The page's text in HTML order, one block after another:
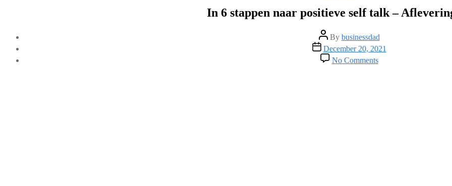
In 6 stappen naar positieve self talk –
Post
author
By businessdad
Post
date
December 20, 2021
No Commentson
In